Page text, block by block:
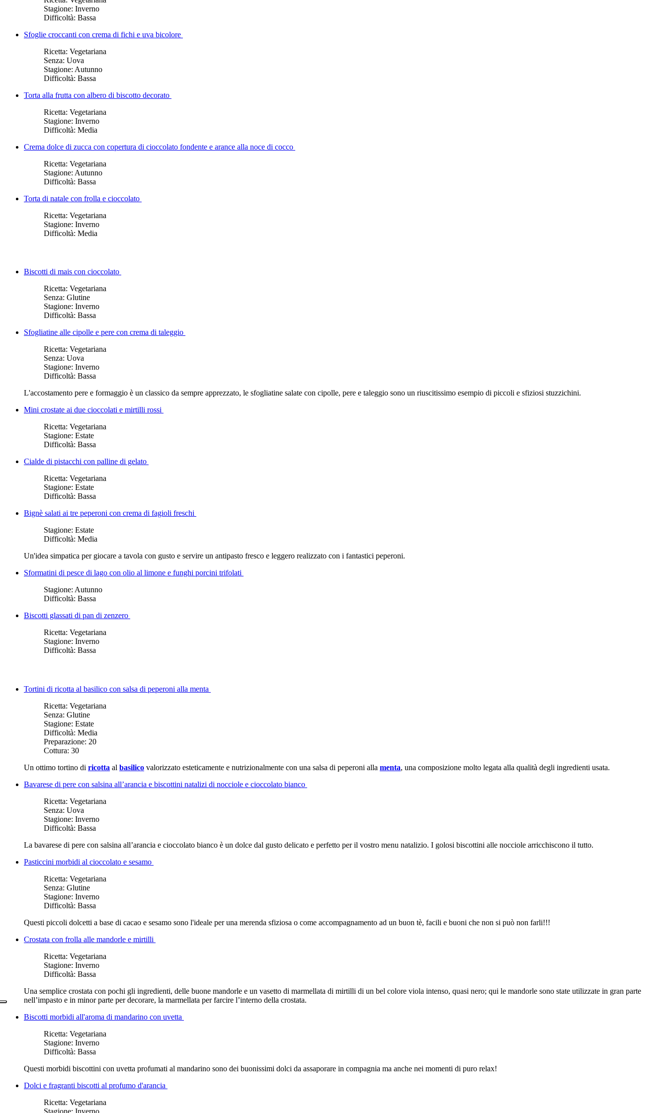
Stagione: Inverno
Difficoltà: Bassa
Sfoglie croccanti con crema di fichi e uva bicolore
Ricetta: Vegetariana
Senza: Uova
Stagione: Autunno
Difficoltà: Bassa
Torta alla frutta con albero di biscotto decorato
Ricetta: Vegetariana
Stagione: Inverno
Difficoltà: Media
Crema dolce di zucca con copertura di cioccolato fondente e arance alla noce di cocco
Ricetta: Vegetariana
Stagione: Autunno
Difficoltà: Bassa
Torta di natale con frolla e cioccolato
Ricetta: Vegetariana
Stagione: Inverno
Difficoltà: Media
Biscotti di mais con cioccolato
Ricetta: Vegetariana
Senza: Glutine
Stagione: Inverno
Difficoltà: Bassa
Sfogliatine alle cipolle e pere con crema di taleggio
Ricetta: Vegetariana
Senza: Uova
Stagione: Inverno
Difficoltà: Bassa
L'accostamento pere e formaggio è un classico da sempre apprezzato, le sfogliatine salate con cipolle, pere e taleggio sono un riuscitissimo esempio di piccoli e sfiziosi stuzzichini.
Mini crostate ai due cioccolati e mirtilli rossi
Ricetta: Vegetariana
Stagione: Estate
Difficoltà: Bassa
Cialde di pistacchi con palline di gelato
Ricetta: Vegetariana
Stagione: Estate
Difficoltà: Bassa
Bignè salati ai tre peperoni con crema di fagioli freschi
Stagione: Estate
Difficoltà: Media
Un'idea simpatica per giocare a tavola con gusto e servire un antipasto fresco e leggero realizzato con i fantastici peperoni.
Sformatini di pesce di lago con olio al limone e funghi porcini trifolati
Stagione: Autunno
Difficoltà: Bassa
Biscotti glassati di pan di zenzero
Ricetta: Vegetariana
Stagione: Inverno
Difficoltà: Bassa
Tortini di ricotta al basilico con salsa di peperoni alla menta
Ricetta: Vegetariana
Senza: Glutine
Stagione: Estate
Difficoltà: Media
Preparazione: 20
Cottura: 30
Un ottimo tortino di ricotta al basilico valorizzato esteticamente e nutrizionalmente con una salsa di peperoni alla menta, una composizione molto legata alla qualità degli ingredienti usata.
Bavarese di pere con salsina all’arancia e biscottini natalizi di nocciole e cioccolato bianco
Ricetta: Vegetariana
Senza: Uova
Stagione: Inverno
Difficoltà: Bassa
La bavarese di pere con salsina all’arancia e cioccolato bianco è un dolce dal gusto delicato e perfetto per il vostro menu natalizio. I golosi biscottini alle nocciole arricchiscono il tutto.
Pasticcini morbidi al cioccolato e sesamo
Ricetta: Vegetariana
Senza: Glutine
Stagione: Inverno
Difficoltà: Bassa
Questi piccoli dolcetti a base di cacao e sesamo sono l'ideale per una merenda sfiziosa o come accompagnamento ad un buon tè, facili e buoni che non si può non farli!!!
Crostata con frolla alle mandorle e mirtilli
Ricetta: Vegetariana
Stagione: Inverno
Difficoltà: Bassa
Una semplice crostata con pochi gli ingredienti, delle buone mandorle e un vasetto di marmellata di mirtilli di un bel colore viola intenso, quasi nero; qui le mandorle sono state utilizzate in gran parte
nell’impasto e in minor parte per decorare, la marmellata per farcire l’interno della crostata.
Biscotti morbidi all'aroma di mandarino con uvetta
Ricetta: Vegetariana
Stagione: Inverno
Difficoltà: Bassa
Questi morbidi biscottini con uvetta profumati al mandarino sono dei buonissimi dolci da assaporare in compagnia ma anche nei momenti di puro relax!
Dolci e fragranti biscotti al profumo d'arancia
Ricetta: Vegetariana
Stagione: Inverno